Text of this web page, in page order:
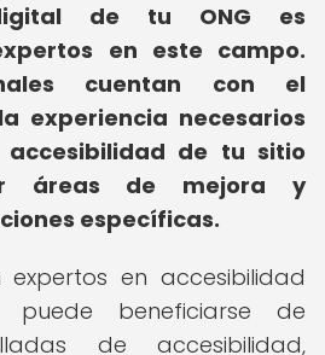
de tu ONG es
en este campo.
cuentan con el
experiencia necesarios
de tu sitio
áreas de mejora y
específicas.
en accesibilidad
beneficiarse de
de accesibilidad,